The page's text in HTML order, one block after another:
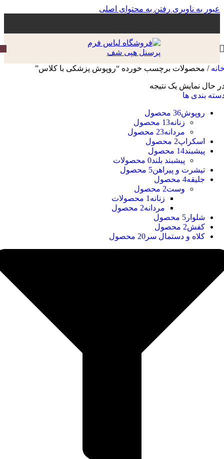
عبور به ناوبری رفتن به محتوای اصلی
/ محصولات برچسب خورده “روپوش پزشکی با کلاس”
حال نمایش یک نتیجه
بندی ها
روپوش36 محصول
زنانه13 محصول
مردانه23 محصول
اسکراپ2 محصول
پیشبند14 محصول
پیشبند بلند0 محصولات
تیشرت و پیراهن5 محصول
جلیقه4 محصول
وست2 محصول
زنانه 1 محصولات
مردانه2 محصول
شلوار 5 محصول
کفش2 محصول
کلاه و دستمال سر 20 محصول